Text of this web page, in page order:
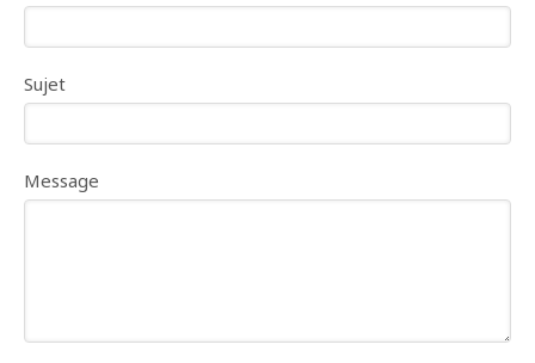
Sujet
Message